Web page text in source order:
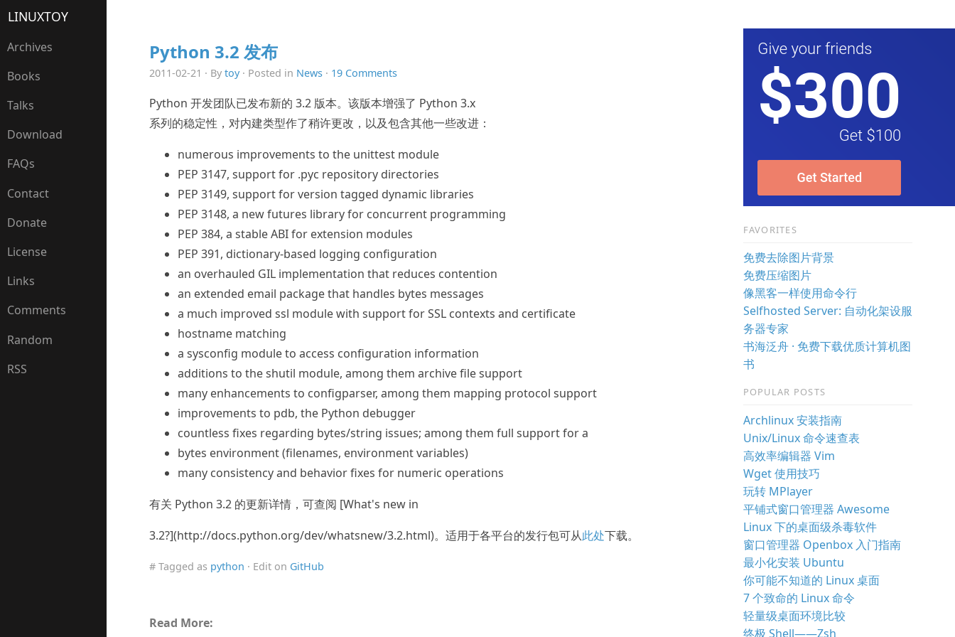
LINUXTOY
Archives
Books
Talks
Download
FAQs
Contact
Donate
License
Links
Comments
Random
RSS
Python 3.2 发布
2011-02-21 · By toy· Posted in News· 19 Comments
Python 开发团队已发布新的 3.2 版本。该版本增强了 Python 3.x
系列的稳定性，对内建类型作了稍许更改，以及包含其他一些改进：
numerous improvements to the unittest module
PEP 3147, support for .pyc repository directories
PEP 3149, support for version tagged dynamic libraries
PEP 3148, a new futures library for concurrent programming
PEP 384, a stable ABI for extension modules
PEP 391, dictionary-based logging configuration
an overhauled GIL implementation that reduces contention
an extended email package that handles bytes messages
a much improved ssl module with support for SSL contexts and certificate
hostname matching
a sysconfig module to access configuration information
additions to the shutil module, among them archive file support
many enhancements to configparser, among them mapping protocol support
improvements to pdb, the Python debugger
countless fixes regarding bytes/string issues; among them full support for a
bytes environment (filenames, environment variables)
many consistency and behavior fixes for numeric operations
有关 Python 3.2 的更新详情，可查阅 [What's new in
3.2?](http://docs.python.org/dev/whatsnew/3.2.html)。适用于各平台的发行包可从此处下载。
# Tagged as python · Edit on GitHub
Read More:
FAVORITES
免费去除图片背景
免费压缩图片
像黑客一样使用命令行
Selfhosted Server: 自动化架设服
务器专家
书海泛舟 · 免费下载优质计算机图
书
POPULAR POSTS
Archlinux 安装指南
Unix/Linux 命令速查表
高效率编辑器 Vim
Wget 使用技巧
玩转 MPlayer
平铺式窗口管理器 Awesome
Linux 下的桌面级杀毒软件
窗口管理器 Openbox 入门指南
最小化安装 Ubuntu
你可能不知道的 Linux 桌面
7 个致命的 Linux 命令
轻量级桌面环境比较
终极 Shell——Zsh